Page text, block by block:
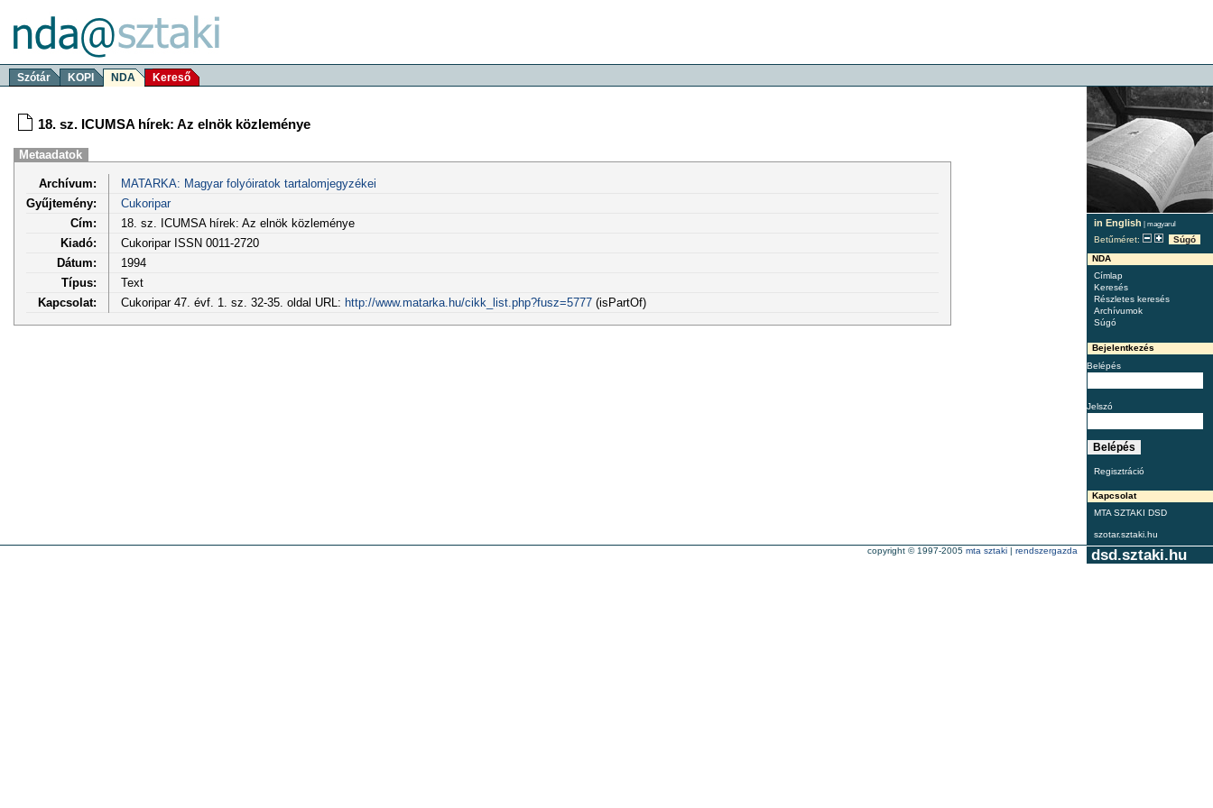
Szótár KOPI NDA Kereső
in English | magyarul
Betűméret:
Súgó
NDA
Címlap
Keresés
Részletes keresés
Archívumok
Súgó
Bejelentkezés
Belépés
Jelszó
Regisztráció
Kapcsolat
MTA SZTAKI DSD
szotar.sztaki.hu
18. sz. ICUMSA hírek: Az elnök közleménye
Metaadatok
Archívum:
MATARKA: Magyar folyóiratok tartalomjegyzékei
Gyűjtemény:
Cukoripar
Cím:
18. sz. ICUMSA hírek: Az elnök közleménye
Kiadó:
Cukoripar ISSN 0011-2720
Dátum:
1994
Típus:
Text
Kapcsolat:
Cukoripar 47. évf. 1. sz. 32-35. oldal URL: http://www.matarka.hu/cikk_list.php?fusz=5777(isPartOf)
dsd.sztaki.hu
copyright © 1997-2005 mta sztaki | rendszergazda